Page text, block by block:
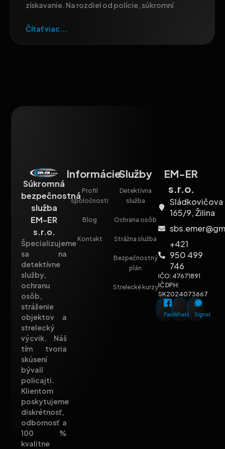
získavanie. Na rozdiel od polície, súkromní
Čítať viac...
Súkromná
bezpečnostná
služba
EM-ER
s.r.o.
Špecializujeme
sa na
detektívne
služby,
ochranu
osôb,
stráženie
objektov a
strelecký
výcvik. Náš
tím tvoria
skúsení
bývalí
policajti.
Klientom
poskytujeme
diskrétnosť,
odbornosť a
100 %
kvalitne
Informácie
Profil
spoločnosti
Blog
Kontakt
Služby
Detektívna
služba
Ochrana osôb
Strážna služba
Bezpečnostný
plán
Strelecké kurzy
EM-ER
s.r.o.
Sládkovičova
165/9, Žilina
+421
950 499
746
IČO: 47671891
IČ DPH:
SK2024073667
Facebook
WhatsappSignal